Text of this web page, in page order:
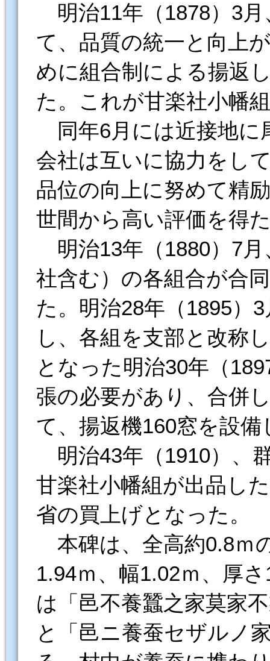
明治11年（1878）3
て、品質の統一と向上
めに組合制による揚返
た。これが甘楽社小幡
同年6月には近接地に
会社は互いに協力をし
品位の向上に努めて精
世間から高い評価を得
明治13年（1880）7月
社含む）の各組合が合
た。明治28年（1895）
し、各組を支部と改称
となった明治30年（
張の必要があり、合併
て、揚返機160窓を設
明治43年（1910）、
甘楽社小幡組が出品し
省の買上げとなった。
本碑は、全高約0.8ｍ
1.94ｍ、幅1.02ｍ、厚
は「邑不養蠶之家莫家
と「邑ニ養蚕セザルノ